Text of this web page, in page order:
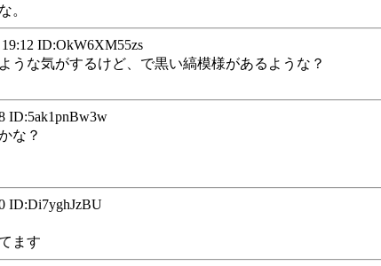
。
19:12 ID:OkW6XM55zs
うな気がするけど、で黒い縞模様があるような？
ID:5ak1pnBw3w
な？
ID:Di7yghJzBU
ます